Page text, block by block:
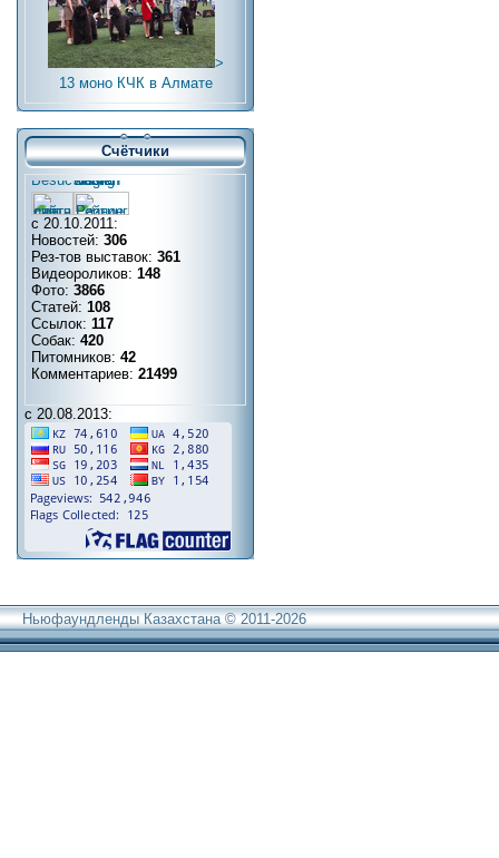
>
13 моно КЧК в Алмате
Счётчики
с 20.10.2011:
Новостей: 306
Рез-тов выставок: 361
Видеороликов: 148
Фото: 3866
Статей: 108
Ссылок: 117
Собак: 420
Питомников: 42
Комментариев: 21499
с 20.08.2013:
Ньюфаундленды Казахстана © 2011-2026